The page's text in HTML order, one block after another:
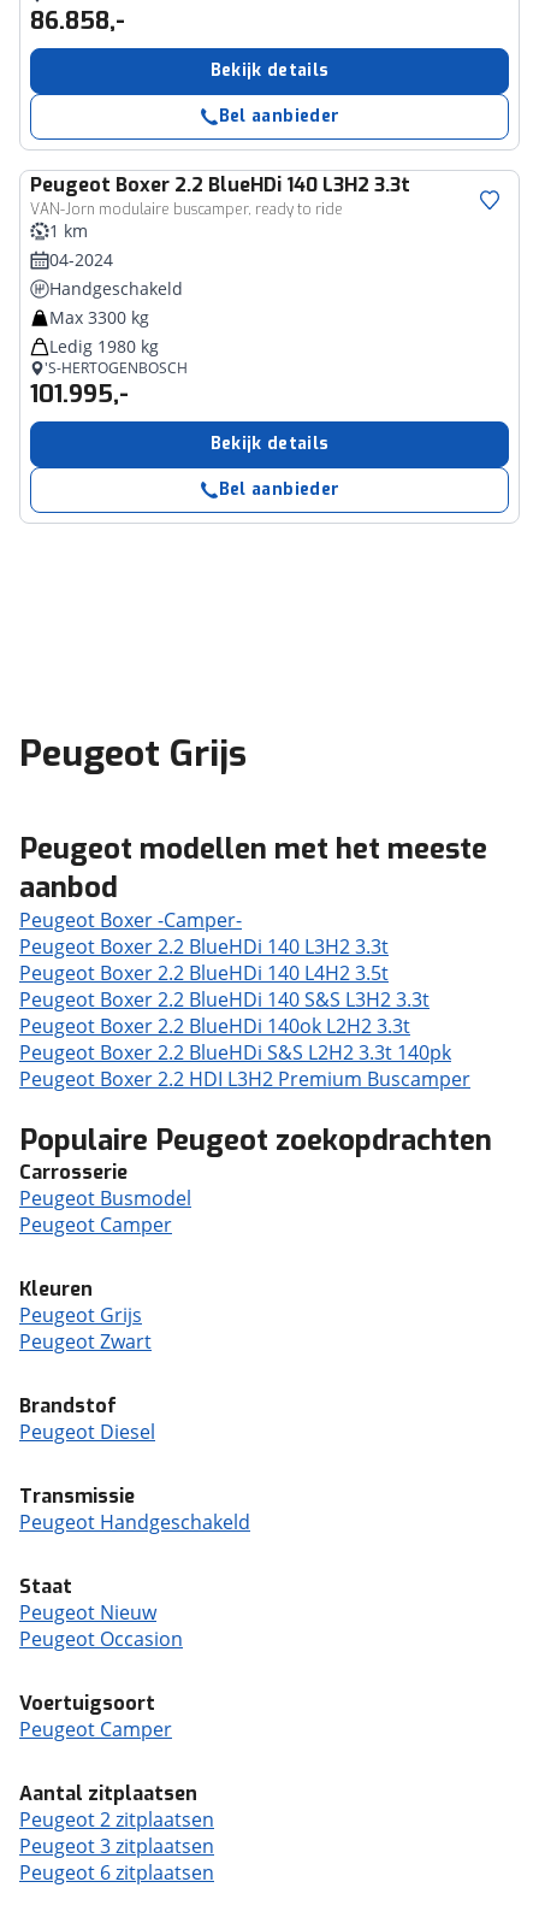
86.858,-
Bekijk details
Bel aanbieder
Peugeot Boxer 2.2 BlueHDi 140 L3H2 3.3t
VAN-Jorn modulaire buscamper, ready to ride
1 km
04-2024
Handgeschakeld
Max 3300 kg
Ledig 1980 kg
'S-HERTOGENBOSCH
101.995,-
Bekijk details
Bel aanbieder
Peugeot Grijs
Peugeot modellen met het meeste
aanbod
Peugeot Boxer -Camper-
Peugeot Boxer 2.2 BlueHDi 140 L3H2 3.3t
Peugeot Boxer 2.2 BlueHDi 140 L4H2 3.5t
Peugeot Boxer 2.2 BlueHDi 140 S&S L3H2 3.3t
Peugeot Boxer 2.2 BlueHDi 140ok L2H2 3.3t
Peugeot Boxer 2.2 BlueHDi S&S L2H2 3.3t 140pk
Peugeot Boxer 2.2 HDI L3H2 Premium Buscamper
Populaire Peugeot zoekopdrachten
Carrosserie
Peugeot Busmodel
Peugeot Camper
Kleuren
Peugeot Grijs
Peugeot Zwart
Brandstof
Peugeot Diesel
Transmissie
Peugeot Handgeschakeld
Staat
Peugeot Nieuw
Peugeot Occasion
Voertuigsoort
Peugeot Camper
Aantal zitplaatsen
Peugeot 2 zitplaatsen
Peugeot 3 zitplaatsen
Peugeot 6 zitplaatsen